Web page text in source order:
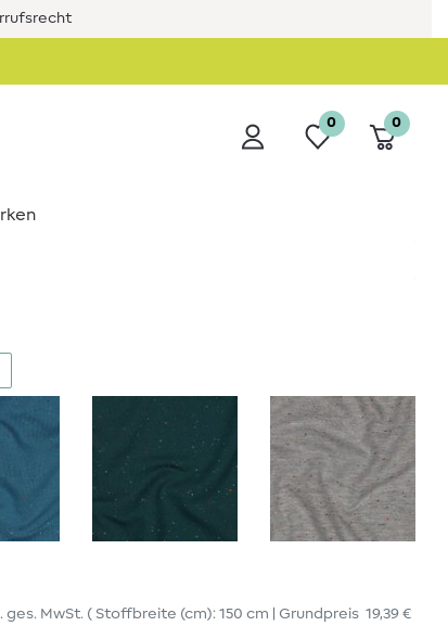
0 0
ges. MwSt. ( Stoffbreite (cm): 150 cm | Grundpreis 19,39 €